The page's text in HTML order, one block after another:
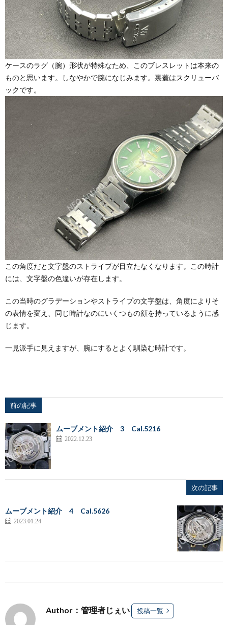
ケースのラグ（腕）形状が特殊なため、このブレスレットは本来の
ものと思います。しなやかで腕になじみます。裏蓋はスクリューバ
ックです。
この角度だと文字盤のストライプが目立たなくなります。この時計
には、文字盤の色違いが存在します。
この当時のグラデーションやストライプの文字盤は、角度によりそ
の表情を変え、同じ時計なのにいくつもの顔を持っているように感
じます。
一見派手に見えますが、腕にするとよく馴染む時計です。
前の記事
ムーブメント紹介 3 Cal.5216
2022.12.23
次の記事
ムーブメント紹介 4 Cal.5626
2023.01.24
Author：管理者じぇい 投稿一覧